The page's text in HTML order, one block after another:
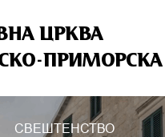
ЦРКВА
ПРИМОРСКА
СВЕШТЕНСТВО